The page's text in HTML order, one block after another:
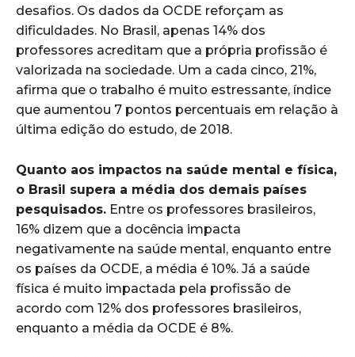
desafios. Os dados da OCDE reforçam as
dificuldades. No Brasil, apenas 14% dos
professores acreditam que a própria profissão é
valorizada na sociedade. Um a cada cinco, 21%,
afirma que o trabalho é muito estressante, índice
que aumentou 7 pontos percentuais em relação à
última edição do estudo, de 2018.
Quanto aos impactos na saúde mental e física,
o Brasil supera a média dos demais países
pesquisados. Entre os professores brasileiros,
16% dizem que a docência impacta
negativamente na saúde mental, enquanto entre
os países da OCDE, a média é 10%. Já a saúde
física é muito impactada pela profissão de
acordo com 12% dos professores brasileiros,
enquanto a média da OCDE é 8%.